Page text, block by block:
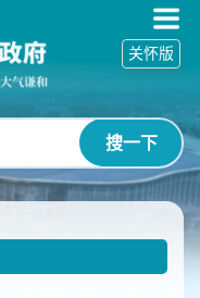
搜一下
关怀版